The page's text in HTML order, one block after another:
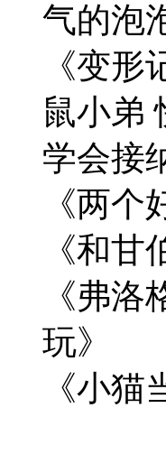
气的泡
《变
鼠小弟
学会接
《两
《和甘
《弗
玩》
《小